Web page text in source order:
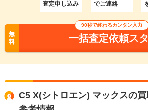
査定申し込み
でご連絡
無
料
90秒で終わるカンタン入力
一括査定依頼ス
C5 X(シトロエン) マックスの